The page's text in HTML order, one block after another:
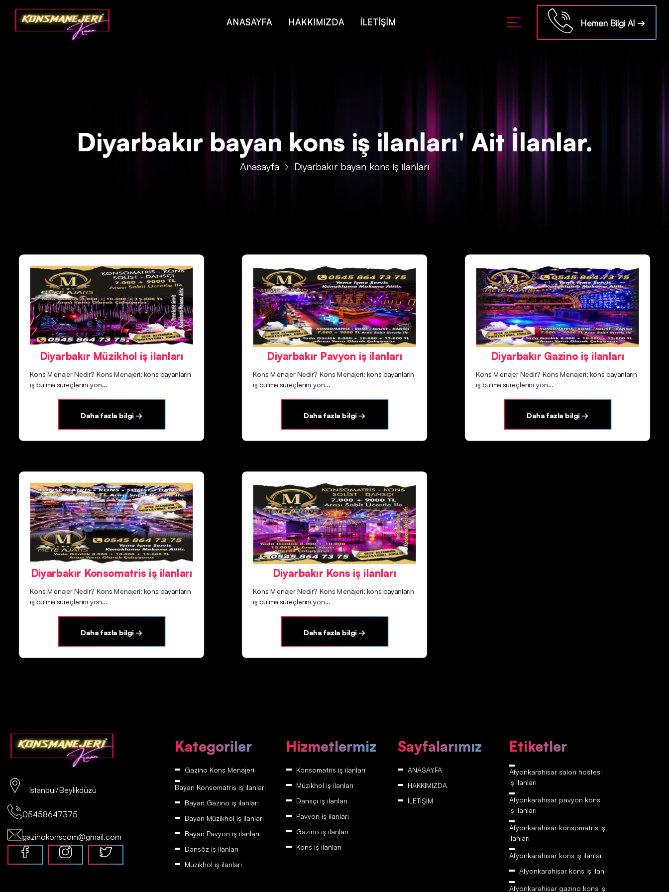
Deprecated: json_decode(): Passing null to parameter #1 ($json) of type string is deprecated in/home/konsmenajericom/public_html/api/kontrol/etiket.php on line18
ANASAYFA HAKKIMIZDA İLETİŞİM Hemen Bilgi Al →
Diyarbakır bayan kons iş ilanları' Ait İlanlar.
Anasayfa Diyarbakır bayan kons iş ilanları
Diyarbakır Müzikhol iş ilanları
Kons Menajer Nedir? Kons Menajeri; kons bayanların
iş bulma süreçlerini yön...
Daha fazla bilgi →
Diyarbakır Pavyon iş ilanları
Kons Menajer Nedir? Kons Menajeri; kons bayanların
iş bulma süreçlerini yön...
Daha fazla bilgi →
Diyarbakır Gazino iş ilanları
Kons Menajer Nedir? Kons Menajeri; kons bayanların
iş bulma süreçlerini yön...
Daha fazla bilgi →
Diyarbakır Konsomatris iş ilanları
Kons Menajer Nedir? Kons Menajeri; kons bayanların
iş bulma süreçlerini yön...
Daha fazla bilgi →
Diyarbakır Kons iş ilanları
Kons Menajer Nedir? Kons Menajeri; kons bayanların
iş bulma süreçlerini yön...
Daha fazla bilgi →
İstanbul/Beylikdüzü
05458647375
gazinokonscom@gmail.com
Kategoriler
Gazino Kons Menajeri
Bayan Konsomatris iş ilanları
Bayan Gazino iş ilanları
Bayan Müzikhol iş ilanları
Bayan Pavyon iş ilanları
Dansöz iş ilanları
Müzikhol iş ilanları
Hizmetlermiz
Konsomatris iş ilanları
Müzikhol iş ilanları
Dansçı iş ilanları
Pavyon iş ilanları
Gazino iş ilanları
Kons iş ilanları
Sayfalarımız
ANASAYFA
HAKKIMIZDA
İLETİŞİM
Etiketler
Afyonkarahisar‎‎‎‎ salon hostesi
iş ilanları
Afyonkarahisar‎‎‎‎ pavyon kons
iş ilanları
Afyonkarahisar‎‎‎‎ konsomatris iş
ilanları
Afyonkarahisar‎‎‎‎ kons iş ilanları
Afyonkarahisar‎‎‎‎ kons iş ilanı
Afyonkarahisar‎‎‎‎ gazino kons iş